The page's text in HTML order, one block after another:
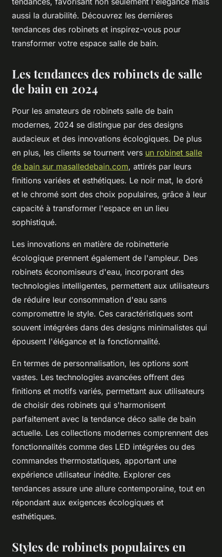
aussi la durabilité. Découvrez les dernières
tendances des robinets et inspirez-vous pour
transformer votre espace salle de bain.
Les tendances des robinets de salle
de bain en 2024
Pour les amateurs de robinets salle de bain
modernes, 2024 se distingue par des designs
audacieux et des innovations écologiques. De plus
en plus, les clients se tournent vers un robinet salle
de bain sur masalledebain.com, attirés par leurs
finitions variées et esthétiques. Le noir mat, le doré
et le chromé sont des choix populaires, grâce à leur
capacité à transformer l'espace en un lieu
sophistiqué.
Les innovations en matière de robinetterie
écologique prennent également de l'ampleur. Des
robinets économiseurs d'eau, incorporant des
technologies intelligentes, permettent aux utilisateurs
de réduire leur consommation d'eau sans
compromettre le style. Ces caractéristiques sont
souvent intégrées dans des designs minimalistes qui
épousent l'élégance et la fonctionnalité.
En termes de personnalisation, les options sont
vastes. Les technologies avancées offrent des
finitions et motifs variés, permettant aux utilisateurs
de choisir des robinets qui s'harmonisent
parfaitement avec la tendance déco salle de bain
actuelle. Les collections modernes comprennent des
fonctionnalités comme des LED intégrées ou des
commandes thermostatiques, apportant une
expérience utilisateur inédite. Explorer ces
tendances assure une allure contemporaine, tout en
répondant aux exigences écologiques et
esthétiques.
Styles de robinets populaires en